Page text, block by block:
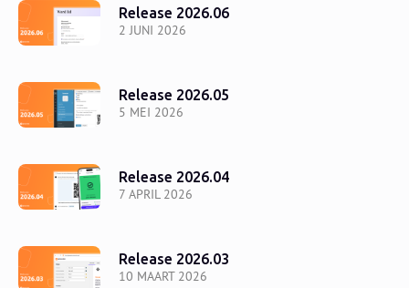
2 JUNI 2026
Release 2026.06
5 MEI 2026
Release 2026.05
7 APRIL 2026
Release 2026.04
10 MAART 2026
Release 2026.03